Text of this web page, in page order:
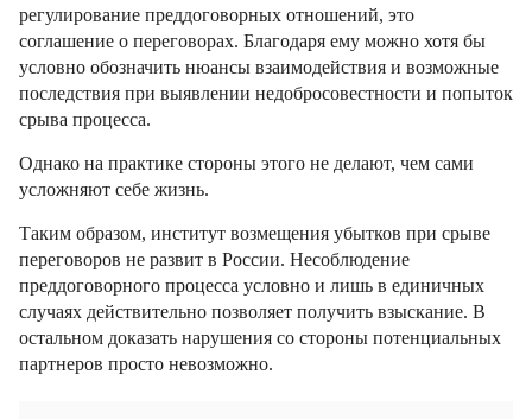
регулирование преддоговорных отношений, это
соглашение о переговорах. Благодаря ему можно хотя бы
условно обозначить нюансы взаимодействия и возможные
последствия при выявлении недобросовестности и попыток
срыва процесса.
Однако на практике стороны этого не делают, чем сами
усложняют себе жизнь.
Таким образом, институт возмещения убытков при срыве
переговоров не развит в России. Несоблюдение
преддоговорного процесса условно и лишь в единичных
случаях действительно позволяет получить взыскание. В
остальном доказать нарушения со стороны потенциальных
партнеров просто невозможно.